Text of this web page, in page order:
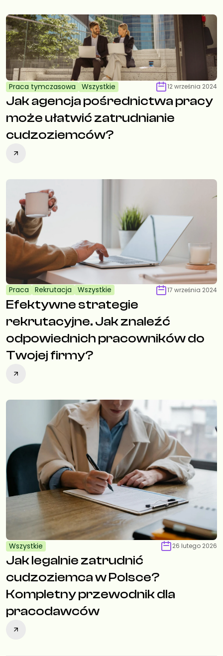
Praca tymczasowa Wszystkie 12 września 2024
Jak agencja pośrednictwa pracy
może ułatwić zatrudnianie
cudzoziemców?
Praca Rekrutacja Wszystkie 17 września 2024
Efektywne strategie
rekrutacyjne. Jak znaleźć
odpowiednich pracowników do
Twojej firmy?
Wszystkie 26 lutego 2026
Jak legalnie zatrudnić
cudzoziemca w Polsce?
Kompletny przewodnik dla
pracodawców